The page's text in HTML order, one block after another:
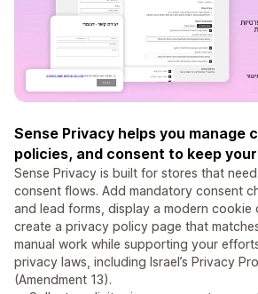
Sense Privacy helps you manage
policies, and consent to keep
Sense Privacy is built for stores that
consent flows. Add mandatory consent
and lead forms, display a modern
create a privacy policy page that
manual work while supporting your
privacy laws, including Israel’s Privacy
(Amendment 13).